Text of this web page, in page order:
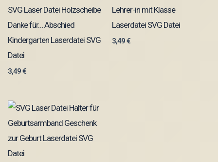
SVG Laser Datei Holzscheibe
Danke für… Abschied
Kindergarten Laserdatei SVG
Datei
3,49€
Lehrer-in mit Klasse
Laserdatei SVG Datei
3,49€